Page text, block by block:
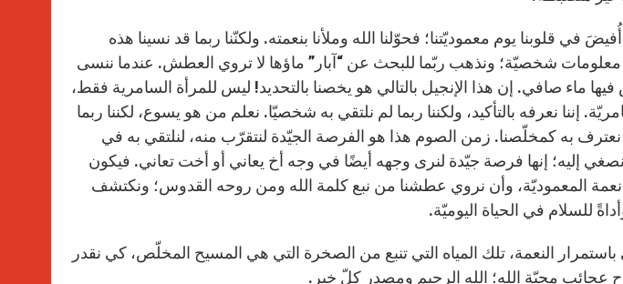
في قلوبنا يوم معموديّتنا؛ فحوّلنا الله وملأنا بنعمته. ولكنّنا ربما قد نسينا هذه
معلومات شخصيّة؛ ونذهب ربّما للبحث عن “آبار” ماؤها لا تروي العطش. عندما ننسى
ماء صافي. إن هذا الإنجيل بالتالي هو يخصنا بالتحديد! ليس للمرأة السامرية فقط،
إننا نعرفه بالتأكيد، ولكننا ربما لم نلتقي به شخصيّا. نعلم من هو يسوع، لكننا ربما
به كمخلّصنا. زمن الصوم هذا هو الفرصة الجيّدة لنتقرّب منه، لنلتقي به في
إليه؛ إنها فرصة جيّدة لنرى وجهه أيضًا في وجه أخ يعاني أو أخت تعاني. فيكون
نعمة المعموديّة، وأن نروي عطشنا من نبع كلمة الله ومن روحه القدوس؛ ونكتشف
للسلام في الحياة اليوميّة.
النعمة، تلك المياه التي تنبع من الصخرة التي هي المسيح المخلّص، كي نقدر
عجائب محبّة الله؛ الله الرحيم ومصدر كلّ خير.